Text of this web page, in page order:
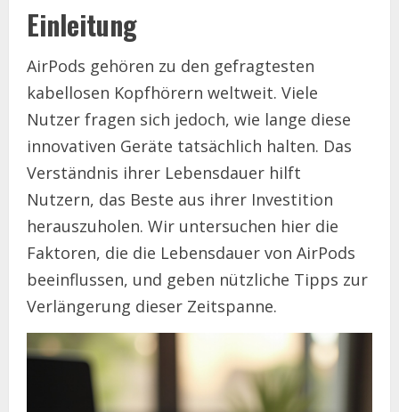
Einleitung
AirPods gehören zu den gefragtesten
kabellosen Kopfhörern weltweit. Viele
Nutzer fragen sich jedoch, wie lange diese
innovativen Geräte tatsächlich halten. Das
Verständnis ihrer Lebensdauer hilft
Nutzern, das Beste aus ihrer Investition
herauszuholen. Wir untersuchen hier die
Faktoren, die die Lebensdauer von AirPods
beeinflussen, und geben nützliche Tipps zur
Verlängerung dieser Zeitspanne.